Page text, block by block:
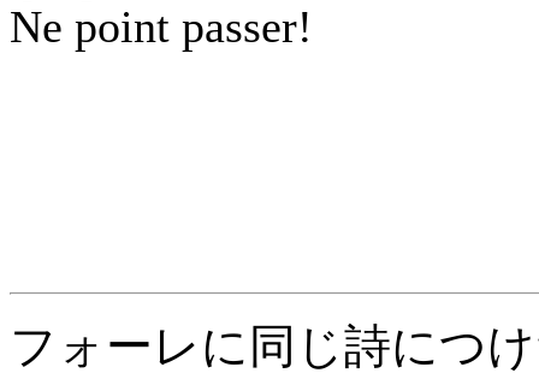
Ne point passer!
フォーレに同じ詩につ